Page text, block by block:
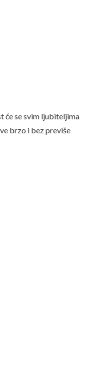
će se svim ljubiteljima
brzo i bez previše